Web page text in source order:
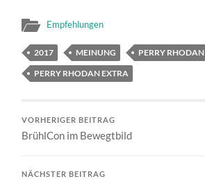
Empfehlungen
2017 MEINUNG
PERRY RHODAN
PERRY RHODAN EXTRA
VORHERIGER BEITRAG
BrühlCon im Bewegtbild
NÄCHSTER BEITRAG